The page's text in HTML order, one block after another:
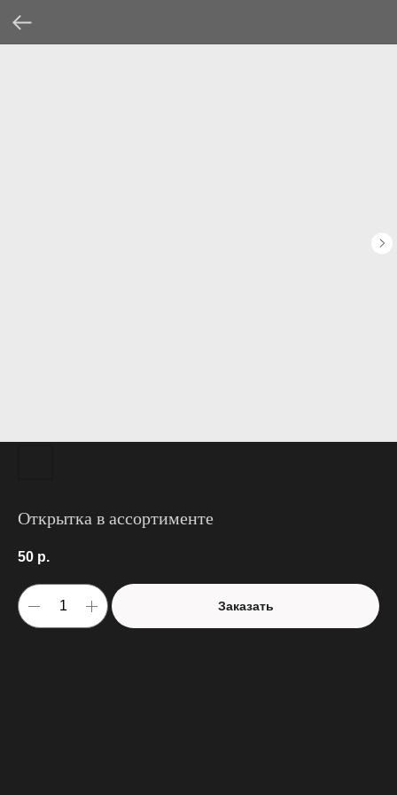
Открытка в ассортименте
50 р.
Заказать